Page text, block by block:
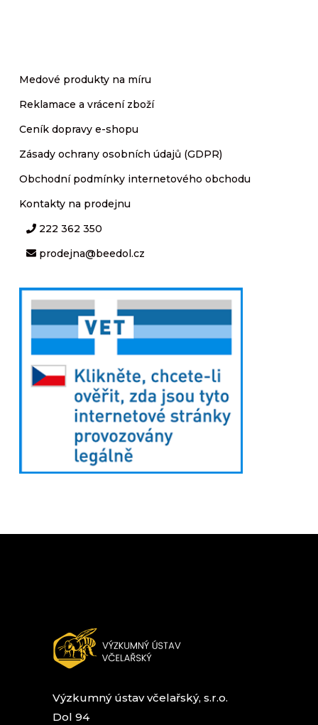
Medové produkty na míru
Reklamace a vrácení zboží
Ceník dopravy e-shopu
Zásady ochrany osobních údajů (GDPR)
Obchodní podmínky internetového obchodu
Kontakty na prodejnu
222 362 350
prodejna@beedol.cz
Výzkumný ústav včelařský, s.r.o.
Dol 94